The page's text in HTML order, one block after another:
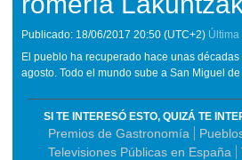
Publicado: 18/06/2017 20:50 (UTC+2)
El pueblo ha recuperado hace unas
agosto. Todo el mundo sube a San Miguel
SI TE INTERESÓ ESTO, QUIZÁ TE
Premios de Gastronomía
Televisiones Públicas en España